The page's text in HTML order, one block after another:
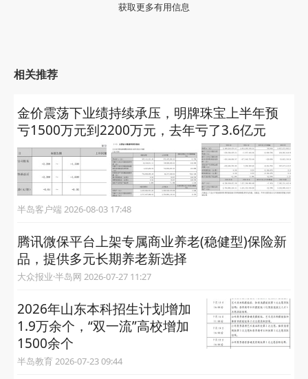
获取更多有用信息
相关推荐
金价震荡下业绩持续承压，明牌珠宝上半年预
亏1500万元到2200万元，去年亏了3.6亿元
半岛客户端 2026-08-03 17:48
腾讯微保平台上架专属商业养老(稳健型)保险新
品，提供多元长期养老新选择
大众报业·半岛网 2026-07-27 11:27
2026年山东本科招生计划增加
1.9万余个，“双一流”高校增加
1500余个
半岛教育 2026-07-23 09:44